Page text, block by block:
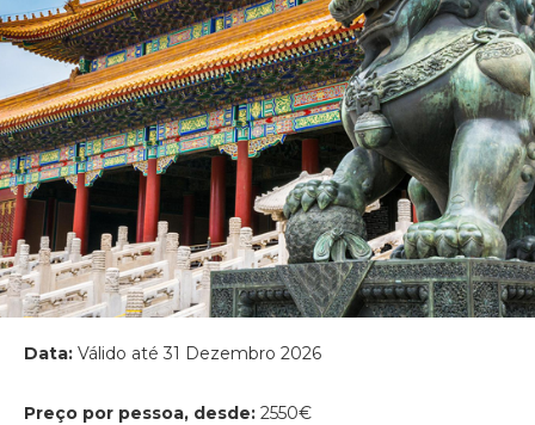
Data: Válido até 31 Dezembro 2026
Preço por pessoa, desde: 2550€